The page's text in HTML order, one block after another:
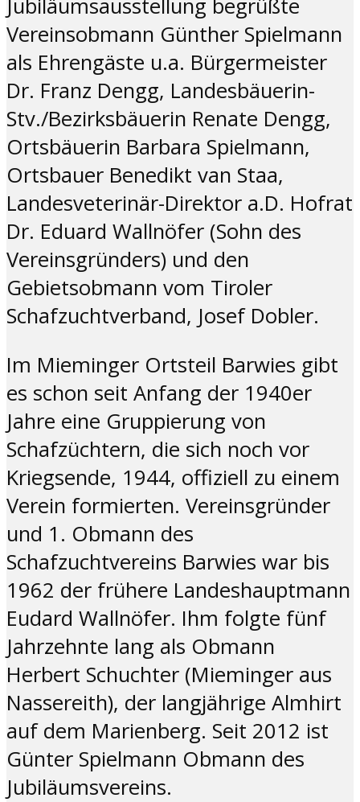
Jubiläumsausstellung begrüßte
Vereinsobmann Günther Spielmann
als Ehrengäste u.a. Bürgermeister
Dr. Franz Dengg, Landesbäuerin-
Stv./Bezirksbäuerin Renate Dengg,
Ortsbäuerin Barbara Spielmann,
Ortsbauer Benedikt van Staa,
Landesveterinär-Direktor a.D. Hofrat
Dr. Eduard Wallnöfer (Sohn des
Vereinsgründers) und den
Gebietsobmann vom Tiroler
Schafzuchtverband, Josef Dobler.
Im Mieminger Ortsteil Barwies gibt
es schon seit Anfang der 1940er
Jahre eine Gruppierung von
Schafzüchtern, die sich noch vor
Kriegsende, 1944, offiziell zu einem
Verein formierten. Vereinsgründer
und 1. Obmann des
Schafzuchtvereins Barwies war bis
1962 der frühere Landeshauptmann
Eudard Wallnöfer. Ihm folgte fünf
Jahrzehnte lang als Obmann
Herbert Schuchter (Mieminger aus
Nassereith), der langjährige Almhirt
auf dem Marienberg. Seit 2012 ist
Günter Spielmann Obmann des
Jubiläumsvereins.